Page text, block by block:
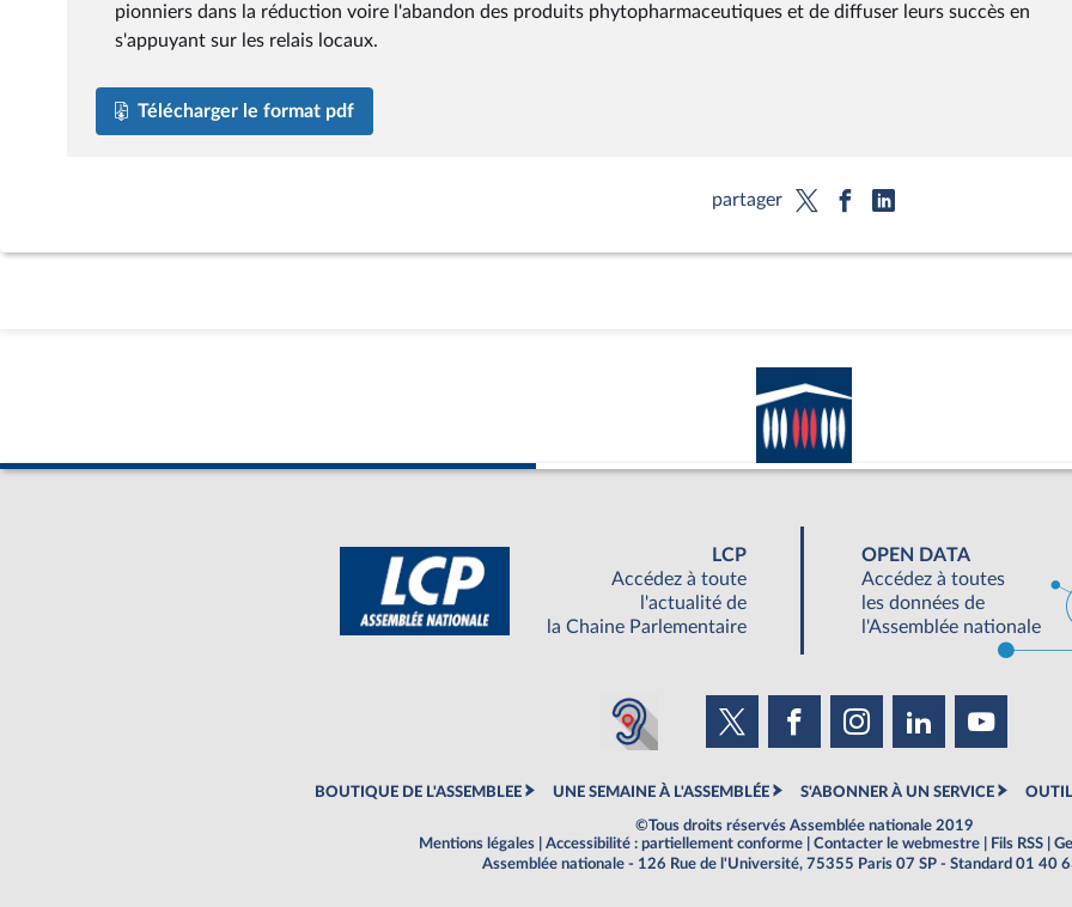
pionniers dans la réduction voire l'abandon des produits phytopharmaceutiques et de diffuser leurs succès en
s'appuyant sur les relais locaux.
Télécharger le format pdf
partager
LCP
Accédez à toute
l'actualité de
la Chaine Parlementaire
OPEN DATA
Accédez à toutes
les données de
l'Assemblée nationale
BOUTIQUE DE L'ASSEMBLEE UNE SEMAINE À L'ASSEMBLÉE S'ABONNER À UN SERVICE
©Tous droits réservés Assemblée nationale 2019
Mentions légales
Accessibilité : partiellement conforme Contacter le webmestre Fils RSS
Assemblée nationale - 126 Rue de l'Université, 75355 Paris 07 SP - Standard 01 40